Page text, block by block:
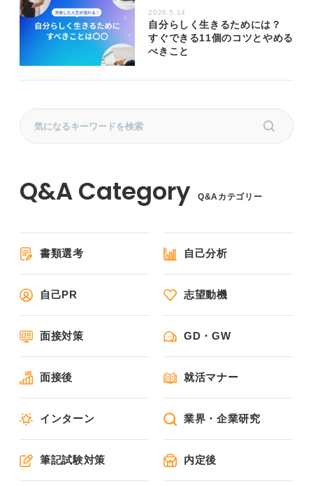
2026.5.14
自分らしく生きるためには？
すぐできる11個のコツとやめる
べきこと
Q&Aカテゴリー
書類選考 自己分析
自己PR 志望動機
面接対策 GD・GW
面接後 就活マナー
インターン 業界・企業研究
筆記試験対策 内定後